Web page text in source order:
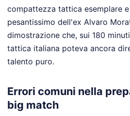
compattezza tattica esemplare
pesantissimo dell'ex Alvaro
dimostrazione che, sui 180
tattica italiana poteva ancora
talento puro.
Errori comuni nella
big match